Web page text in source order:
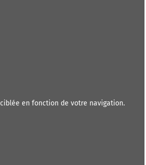
en fonction de votre navigation.